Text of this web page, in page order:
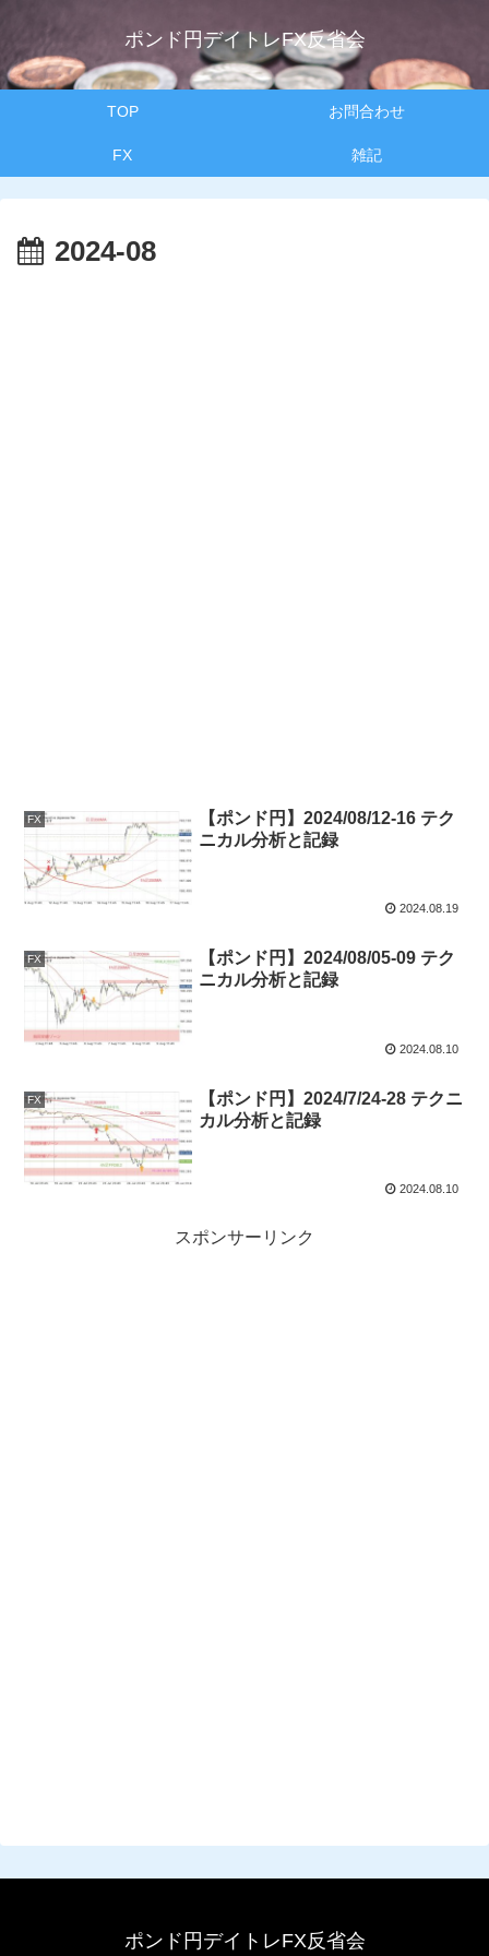
ポンド円デイトレFX反省会
TOP お問合わせ
FX 雑記
2024-08
FX
【ポンド円】2024/08/12-16 テク
ニカル分析と記録
2024.08.19
FX
【ポンド円】2024/08/05-09 テク
ニカル分析と記録
2024.08.10
FX
【ポンド円】2024/7/24-28 テクニ
カル分析と記録
2024.08.10
スポンサーリンク
ポンド円デイトレFX反省会